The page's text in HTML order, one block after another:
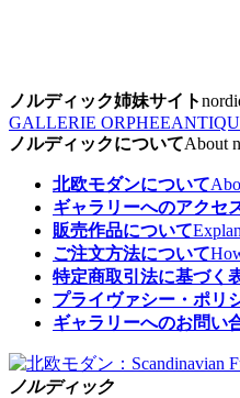
ノルディック姉妹サイト
GALLERIE ORPHEE
ノルディックについてAbout
北欧モダンについて
ギャラリーへのアクセ
販売作品について
ご注文方法について
特定商取引法に基づく
プライヴァシー・ポリ
ギャラリーへのお問い
ノルディック